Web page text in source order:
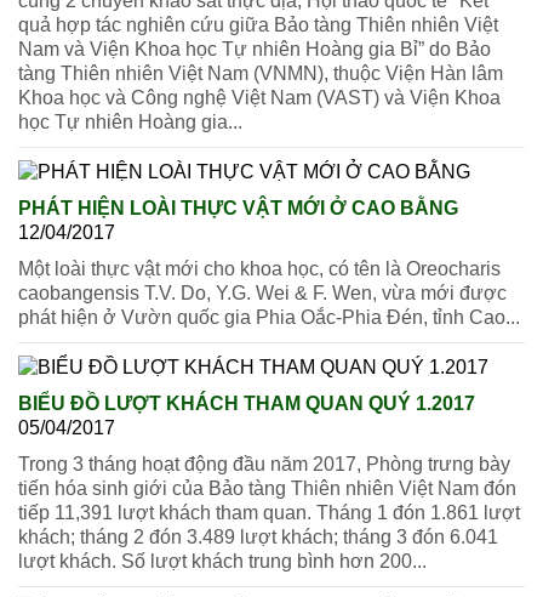
quả hợp tác nghiên cứu giữa Bảo tàng Thiên nhiên Việt
Nam và Viện Khoa học Tự nhiên Hoàng gia Bỉ” do Bảo
tàng Thiên nhiên Việt Nam (VNMN), thuộc Viện Hàn lâm
Khoa học và Công nghệ Việt Nam (VAST) và Viện Khoa
học Tự nhiên Hoàng gia...
PHÁT HIỆN LOÀI THỰC VẬT MỚI Ở CAO BẰNG
12/04/2017
Một loài thực vật mới cho khoa học, có tên là Oreocharis
caobangensis T.V. Do, Y.G. Wei & F. Wen, vừa mới được
phát hiện ở Vườn quốc gia Phia Oắc-Phia Đén, tỉnh Cao...
BIỂU ĐỒ LƯỢT KHÁCH THAM QUAN QUÝ 1.2017
05/04/2017
Trong 3 tháng hoạt động đầu năm 2017, Phòng trưng bày
tiến hóa sinh giới của Bảo tàng Thiên nhiên Việt Nam đón
tiếp 11,391 lượt khách tham quan. Tháng 1 đón 1.861 lượt
khách; tháng 2 đón 3.489 lượt khách; tháng 3 đón 6.041
lượt khách. Số lượt khách trung bình hơn 200...